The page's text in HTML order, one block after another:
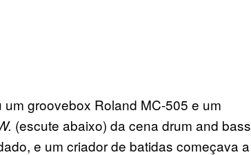
groovebox Roland MC-505 e um
(escute abaixo) da cena drum and bass
e um criador de batidas começava a